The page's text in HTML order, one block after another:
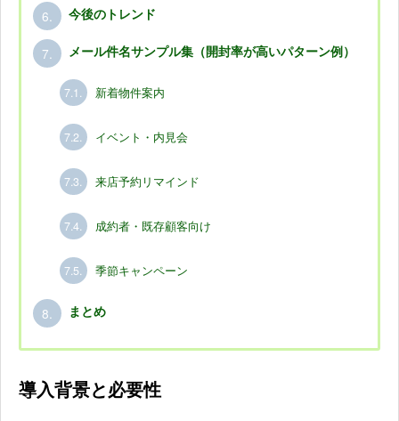
6. 今後のトレンド
7. メール件名サンプル集（開封率が高いパターン例）
7.1. 新着物件案内
7.2. イベント・内見会
7.3. 来店予約リマインド
7.4. 成約者・既存顧客向け
7.5. 季節キャンペーン
8. まとめ
導入背景と必要性